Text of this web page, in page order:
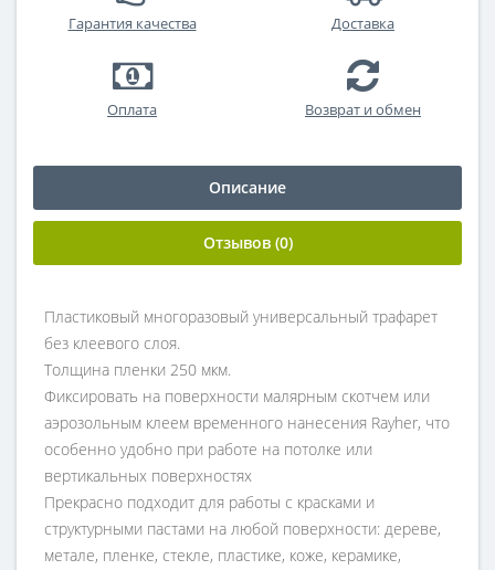
Гарантия качества Доставка
Оплата Возврат и обмен
Описание
Отзывов (0)
Пластиковый многоразовый универсальный трафарет
без клеевого слоя.
Толщина пленки 250 мкм.
Фиксировать на поверхности малярным скотчем или
аэрозольным клеем временного нанесения Rayher, что
особенно удобно при работе на потолке или
вертикальных поверхностях
Прекрасно подходит для работы с красками и
структурными пастами на любой поверхности: дереве,
метале, пленке, стекле, пластике, коже, керамике,